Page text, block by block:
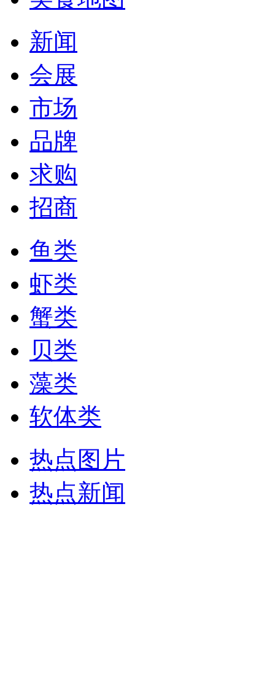
新闻
会展
市场
品牌
求购
招商
鱼类
虾类
蟹类
贝类
藻类
软体类
热点图片
热点新闻